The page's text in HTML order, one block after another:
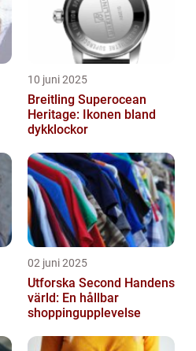
10 juni 2025
Breitling Superocean
Heritage: Ikonen bland
dykklockor
02 juni 2025
Utforska Second Handens
värld: En hållbar
shoppingupplevelse